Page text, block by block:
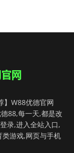
】W88优德官网
88,每一天,都是改
录,进入全站入口,
类游戏,网页与手机